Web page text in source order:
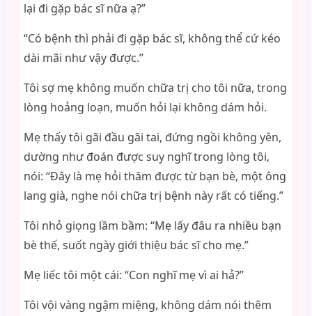
lại đi gặp bác sĩ nữa ạ?”
“Có bệnh thì phải đi gặp bác sĩ, không thể cứ kéo
dài mãi như vậy được.”
Tôi sợ mẹ không muốn chữa trị cho tôi nữa, trong
lòng hoảng loạn, muốn hỏi lại không dám hỏi.
Mẹ thấy tôi gãi đầu gãi tai, đứng ngồi không yên,
dường như đoán được suy nghĩ trong lòng tôi,
nói: “Đây là mẹ hỏi thăm được từ bạn bè, một ông
lang già, nghe nói chữa trị bệnh này rất có tiếng.”
Tôi nhỏ giọng lầm bầm: “Mẹ lấy đâu ra nhiều bạn
bè thế, suốt ngày giới thiệu bác sĩ cho mẹ.”
Mẹ liếc tôi một cái: “Con nghĩ mẹ vì ai hả?”
Tôi vội vàng ngậm miệng, không dám nói thêm